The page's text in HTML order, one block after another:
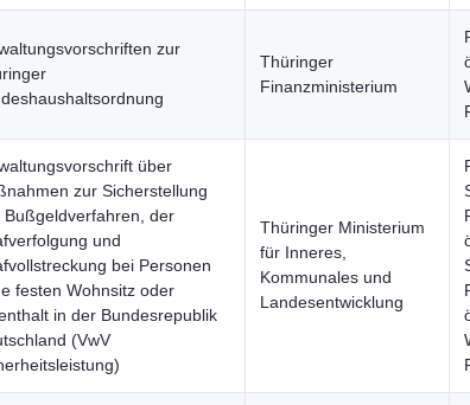
zur
Thüringer
Finanzministerium
über
zur Sicherstellung
Bußgeldverfahren, der
und
bei Personen
festen Wohnsitz oder
in der Bundesrepublik
(VwV
Thüringer Ministerium
für Inneres,
Kommunales und
Landesentwicklung